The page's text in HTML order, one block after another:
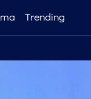
Trending